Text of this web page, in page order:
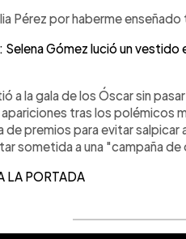
Pérez por haberme
Selena Gómez lució un
a la gala de los Óscar sin
tras los polémicos
de premios para evitar salpicar
sometida a una "campaña
LA PORTADA